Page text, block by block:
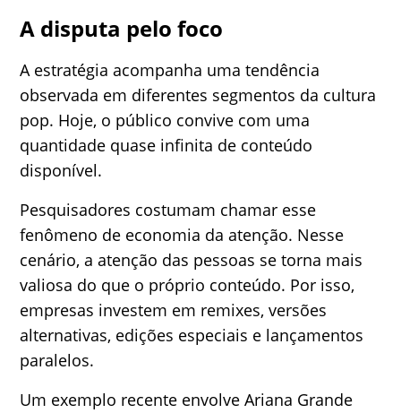
A disputa pelo foco
A estratégia acompanha uma tendência
observada em diferentes segmentos da cultura
pop. Hoje, o público convive com uma
quantidade quase infinita de conteúdo
disponível.
Pesquisadores costumam chamar esse
fenômeno de economia da atenção. Nesse
cenário, a atenção das pessoas se torna mais
valiosa do que o próprio conteúdo. Por isso,
empresas investem em remixes, versões
alternativas, edições especiais e lançamentos
paralelos.
Um exemplo recente envolve Ariana Grande